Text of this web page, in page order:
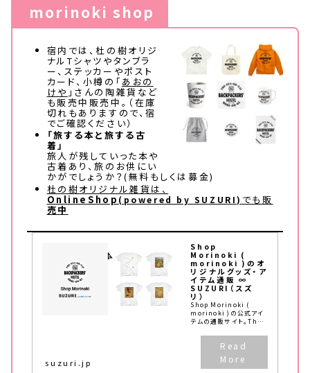
morinoki shop
宿内では、杜の樹オリジ
ナルTシャツやタンブラ
ー、ステッカーやポスト
カード、小樽の「あおの
けや 」さんの陶雑貨など
も販売中販売中。（在庫
切れもありますので、宿
でご確認ください）
「旅する本と旅する古
着」
旅人が残していった本や
古着あり、旅のお供にい
かがでしょうか？(無料もしくは募金)
杜の樹オリジナル雑貨は、
OnlineShop (powered by SUZURI) でも販
売中
Shop
Morinoki (
morinoki )のオ
リジナルグッズ・ア
イテム通販 ∞
SUZURI（スズ
リ）
Shop Morinoki (
morinoki )の公式アイ
テムの通販サイト。The
Backpackers' Hostel
MorinoKi「おたるない
バックパッカーズホ...
suzuri.jp